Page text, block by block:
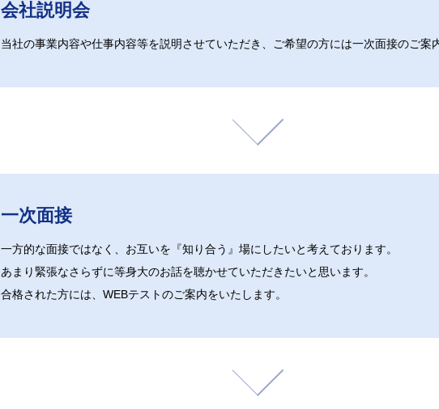
会社説明会
当社の事業内容や仕事内容等を説明させていただき、ご希望の方には一次面接のご案
一次面接
一方的な面接ではなく、お互いを『知り合う』場にしたいと考えております。
あまり緊張なさらずに等身大のお話を聴かせていただきたいと思います。
合格された方には、WEBテストのご案内をいたします。